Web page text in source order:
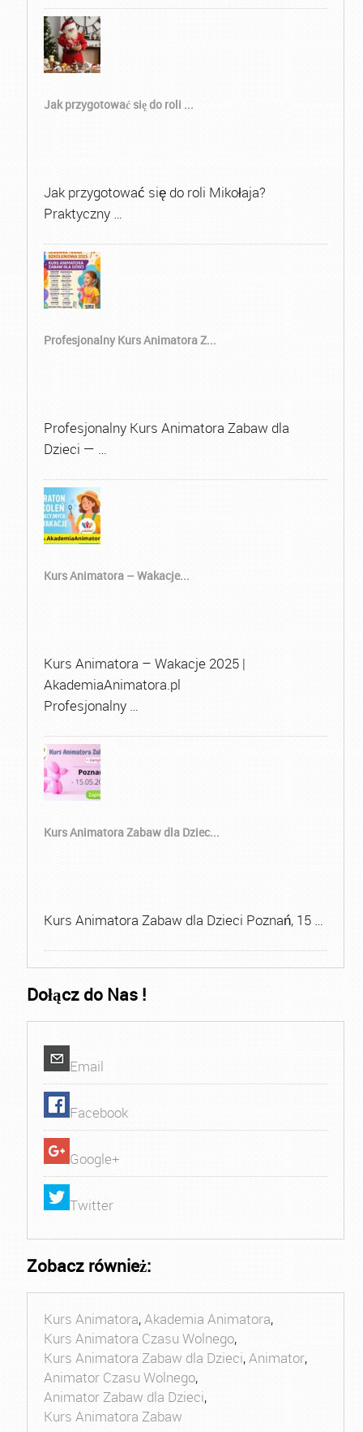
Jak przygotować się do roli ...
Jak przygotować się do roli Mikołaja?
Praktyczny …
Profesjonalny Kurs Animatora Z...
Profesjonalny Kurs Animatora Zabaw dla
Dzieci — …
Kurs Animatora – Wakacje...
Kurs Animatora – Wakacje 2025 |
AkademiaAnimatora.pl
Profesjonalny …
Kurs Animatora Zabaw dla Dziec...
Kurs Animatora Zabaw dla Dzieci Poznań, 15 …
Dołącz do Nas !
Email
Facebook
Google+
Twitter
Zobacz również:
Kurs Animatora,Akademia Animatora,
Kurs Animatora Czasu Wolnego,
Kurs Animatora Zabaw dla Dzieci,Animator,
Animator Czasu Wolnego,
Animator Zabaw dla Dzieci,
Kurs Animatora Zabaw